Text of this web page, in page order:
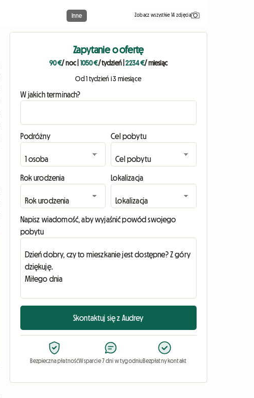
Inne Zobacz wszystkie 14 zdjęcia
Zapytanie o ofertę
90 €/ noc 1050 €/ tydzień|2234 €/ miesiąc
Od 1 tydzień i 3 miesiące
W jakich terminach?
Podróżny Cel pobytu
Rok urodzenia Lokalizacja
Napisz wiadomość, aby wyjaśnić powód swojego
pobytu
Skontaktuj się z Audrey
Bezpieczna płatnośćWsparcie 7 dni w tygodniuBezpłatny kontakt